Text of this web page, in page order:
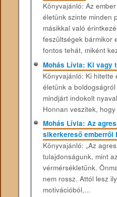
Könyvajánló: Az
életünk szinte minden
másikkal való
feszültségek bármikor
fontos tehát, miként
Mohás Lívia: Ki ​vagy
Könyvajánló: Ki hitette
életünk a
mindjárt indokolt
Honnan veszitek,
Mohás Lívia: Az
sikerkereső emberről
Könyvajánló: „Az
tulajdonságunk, mint
vérmérsékletünk.
nem rossz. Attól lesz
motivációból,...